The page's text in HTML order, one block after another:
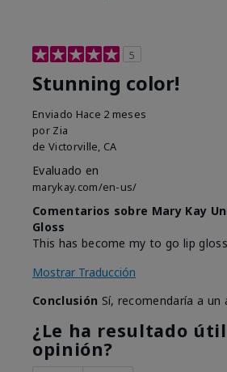
5
Stunning color!
Enviado Hace 2 meses
por Zia
de Victorville, CA
Evaluado en
marykay.com/en-us/
Comentarios sobre Mary Kay
Gloss
This has become my to go lip
Mostrar Traducción
Conclusión Sí, recomendaría a un
¿Le ha resultado
opinión?